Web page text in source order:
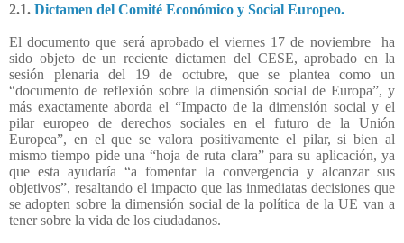
2.1. Dictamen del Comité Económico y Social Europeo.
El documento que será aprobado el viernes 17 de noviembre
ha
sido objeto de un reciente dictamen del CESE, aprobado en la
sesión plenaria del 19 de octubre, que se plantea como un
“documento de reflexión sobre la dimensión social de Europa”, y
más exactamente aborda el “Impacto de la dimensión social y el
pilar europeo de derechos sociales en el futuro de la Unión
Europea”, en el que se valora positivamente el pilar, si bien al
mismo tiempo pide una “hoja de ruta clara” para su aplicación, ya
que esta ayudaría “a fomentar la convergencia y alcanzar sus
objetivos”, resaltando el impacto que las inmediatas decisiones que
se adopten sobre la dimensión social de la política de la UE van a
tener sobre la vida de los ciudadanos.